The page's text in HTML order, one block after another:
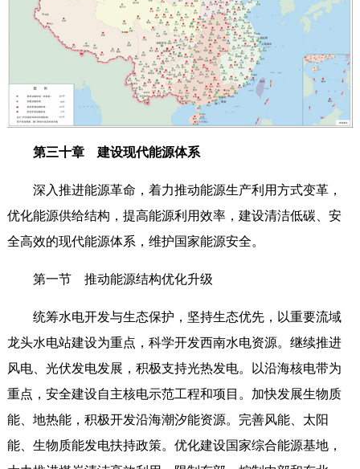
第三十章 建设现代能源体系
深入推进能源革命，着力推动能源生产利用方式变革，
优化能源供给结构，提高能源利用效率，建设清洁低碳、安
全高效的现代能源体系，维护国家能源安全。
第一节 推动能源结构优化升级
统筹水电开发与生态保护，坚持生态优先，以重要流域
龙头水电站建设为重点，科学开发西南水电资源。继续推进
风电、光伏发电发展，积极支持光热发电。以沿海核电带为
重点，安全建设自主核电示范工程和项目。加快发展生物质
能、地热能，积极开发沿海潮汐能资源。完善风能、太阳
能、生物质能发电扶持政策。优化建设国家综合能源基地，